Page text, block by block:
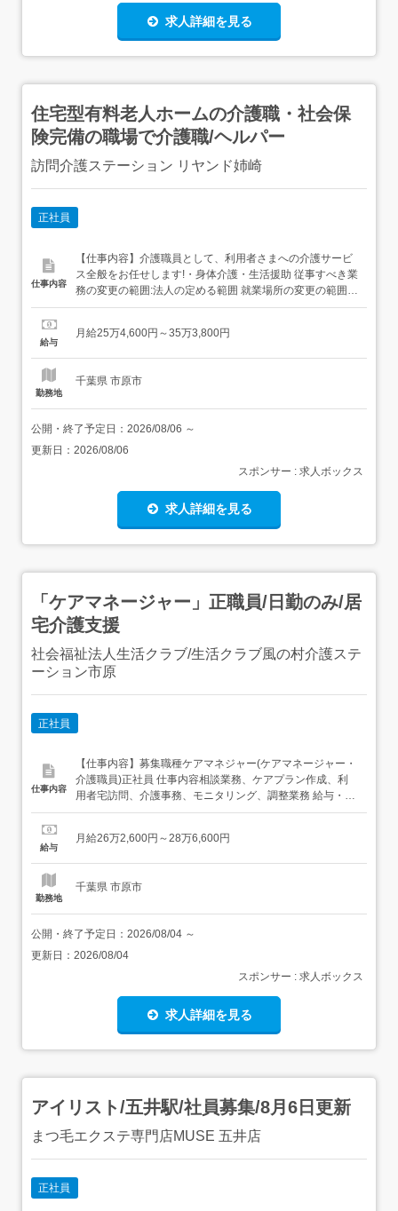
求人詳細を見る
住宅型有料老人ホームの介護職・社会保
険完備の職場で介護職/ヘルパー
訪問介護ステーション リヤンド姉崎
正社員
仕事内容
【仕事内容】介護職員として、利用者さまへの介護サービ
ス全般をお任せします!・身体介護・生活援助 従事すべき業
務の変更の範囲:法人の定める範囲 就業場所の変更の範囲:
法人の定める範囲介護職員の1日の流れは、求人画像に掲
募要件>下記いずれかの資格をお持ちの方・初任者研修(旧
給与
月給25万4,600円～35万3,800円
勤務地
千葉県 市原市
公開・終了予定日： 2026/08/06 ～
更新日： 2026/08/06
スポンサー : 求人ボックス
求人詳細を見る
「ケアマネージャー」正職員/日勤のみ/居
宅介護支援
社会福祉法人生活クラブ/生活クラブ風の村介護ステ
ーション市原
正社員
仕事内容
【仕事内容】募集職種ケアマネジャー(ケアマネージャー・
介護職員)正社員 仕事内容相談業務、ケアプラン作成、利
用者宅訪問、介護事務、モニタリング、調整業務 給与・手
当<給与>月給262,600〜286,600円<基本給>226,000〜
当:25,000円計画作成専門手当:11,600円電話当番(オンコー
給与
月給26万2,600円～28万6,600円
勤務地
千葉県 市原市
公開・終了予定日： 2026/08/04 ～
更新日： 2026/08/04
スポンサー : 求人ボックス
求人詳細を見る
アイリスト/五井駅/社員募集/8月6日更新
まつ毛エクステ専門店MUSE 五井店
正社員